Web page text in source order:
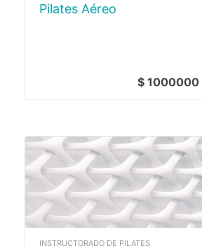
Pilates Aéreo
$ 1000000
INSTRUCTORADO DE PILATES